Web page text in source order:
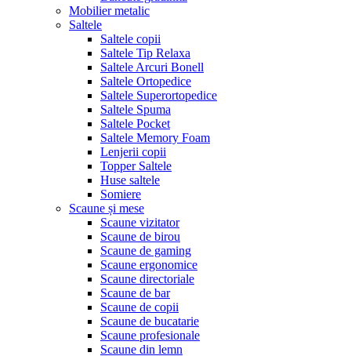
Mobilier metalic
Saltele
Saltele copii
Saltele Tip Relaxa
Saltele Arcuri Bonell
Saltele Ortopedice
Saltele Superortopedice
Saltele Spuma
Saltele Pocket
Saltele Memory Foam
Lenjerii copii
Topper Saltele
Huse saltele
Somiere
Scaune și mese
Scaune vizitator
Scaune de birou
Scaune de gaming
Scaune ergonomice
Scaune directoriale
Scaune de bar
Scaune de copii
Scaune de bucatarie
Scaune profesionale
Scaune din lemn